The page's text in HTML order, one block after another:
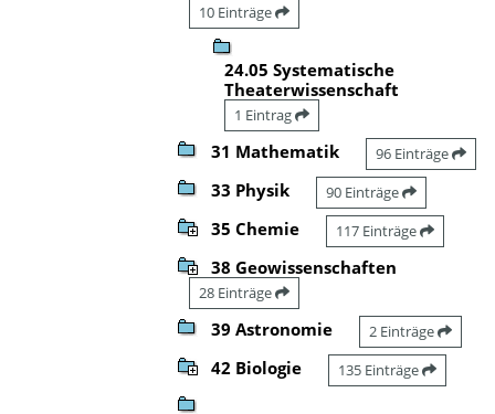
10 Einträge
24.05 Systematische
Theaterwissenschaft
1 Eintrag
31 Mathematik 96 Einträge
33 Physik 90 Einträge
35 Chemie 117 Einträge
38 Geowissenschaften
28 Einträge
39 Astronomie 2 Einträge
42 Biologie 135 Einträge